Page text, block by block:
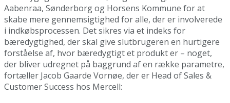
Aabenraa, Sønderborg og Horsens Kommune for at
skabe mere gennemsigtighed for alle, der er involverede
i indkøbsprocessen. Det sikres via et indeks for
bæredygtighed, der skal give slutbrugeren en hurtigere
forståelse af, hvor bæredygtigt et produkt er – noget,
der bliver udregnet på baggrund af en række parametre,
fortæller Jacob Gaarde Vornøe, der er Head of Sales &
Customer Success hos Mercell: